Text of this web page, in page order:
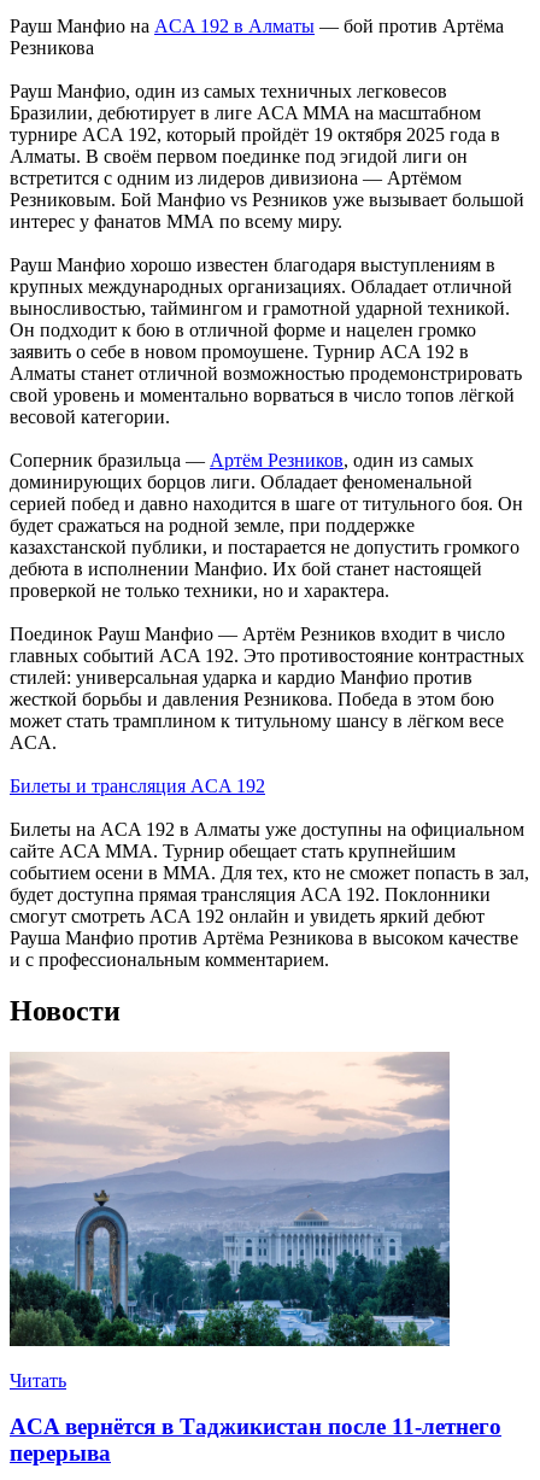
Рауш Манфио на ACA 192 в Алматы — бой против Артёма
Резникова
Рауш Манфио, один из самых техничных легковесов
Бразилии, дебютирует в лиге ACA MMA на масштабном
турнире ACA 192, который пройдёт 19 октября 2025 года в
Алматы. В своём первом поединке под эгидой лиги он
встретится с одним из лидеров дивизиона — Артёмом
Резниковым. Бой Манфио vs Резников уже вызывает большой
интерес у фанатов ММА по всему миру.
Рауш Манфио хорошо известен благодаря выступлениям в
крупных международных организациях. Обладает отличной
выносливостью, таймингом и грамотной ударной техникой.
Он подходит к бою в отличной форме и нацелен громко
заявить о себе в новом промоушене. Турнир ACA 192 в
Алматы станет отличной возможностью продемонстрировать
свой уровень и моментально ворваться в число топов лёгкой
весовой категории.
Соперник бразильца — Артём Резников, один из самых
доминирующих борцов лиги. Обладает феноменальной
серией побед и давно находится в шаге от титульного боя. Он
будет сражаться на родной земле, при поддержке
казахстанской публики, и постарается не допустить громкого
дебюта в исполнении Манфио. Их бой станет настоящей
проверкой не только техники, но и характера.
Поединок Рауш Манфио — Артём Резников входит в число
главных событий ACA 192. Это противостояние контрастных
стилей: универсальная ударка и кардио Манфио против
жесткой борьбы и давления Резникова. Победа в этом бою
может стать трамплином к титульному шансу в лёгком весе
ACA.
Билеты и трансляция ACA 192
Билеты на ACA 192 в Алматы уже доступны на официальном
сайте ACA MMA. Турнир обещает стать крупнейшим
событием осени в ММА. Для тех, кто не сможет попасть в зал,
будет доступна прямая трансляция ACA 192. Поклонники
смогут смотреть ACA 192 онлайн и увидеть яркий дебют
Рауша Манфио против Артёма Резникова в высоком качестве
и с профессиональным комментарием.
Новости
Читать
ACA вернётся в Таджикистан после 11-летнего
перерыва